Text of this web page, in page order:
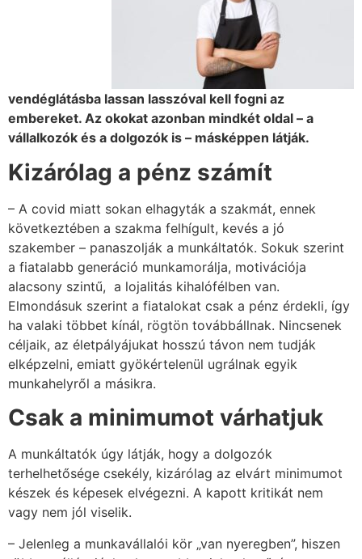
vendéglátásba lassan lasszóval kell fogni az
embereket. Az okokat azonban mindkét oldal – a
vállalkozók és a dolgozók is – másképpen látják.
Kizárólag a pénz számít
– A covid miatt sokan elhagyták a szakmát, ennek
következtében a szakma felhígult, kevés a jó
szakember – panaszolják a munkáltatók. Sokuk szerint
a fiatalabb generáció munkamorálja, motivációja
alacsony szintű, a lojalitás kihalófélben van.
Elmondásuk szerint a fiatalokat csak a pénz érdekli, így
ha valaki többet kínál, rögtön továbbállnak. Nincsenek
céljaik, az életpályájukat hosszú távon nem tudják
elképzelni, emiatt gyökértelenül ugrálnak egyik
munkahelyről a másikra.
Csak a minimumot várhatjuk
A munkáltatók úgy látják, hogy a dolgozók
terhelhetősége csekély, kizárólag az elvárt minimumot
készek és képesek elvégezni. A kapott kritikát nem
vagy nem jól viselik.
– Jelenleg a munkavállalói kör „van nyeregben”, hiszen